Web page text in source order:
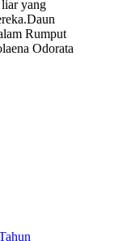
yang
Rumput
Odorata